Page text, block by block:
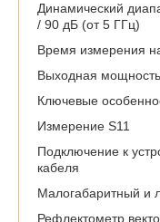
Динамический
/ 90 дБ (от 5 ГГц)
Время измерения
Выходная
Ключевые
Измерение S11
Подключение к
кабеля
Малогабаритный и
Рефлектометр